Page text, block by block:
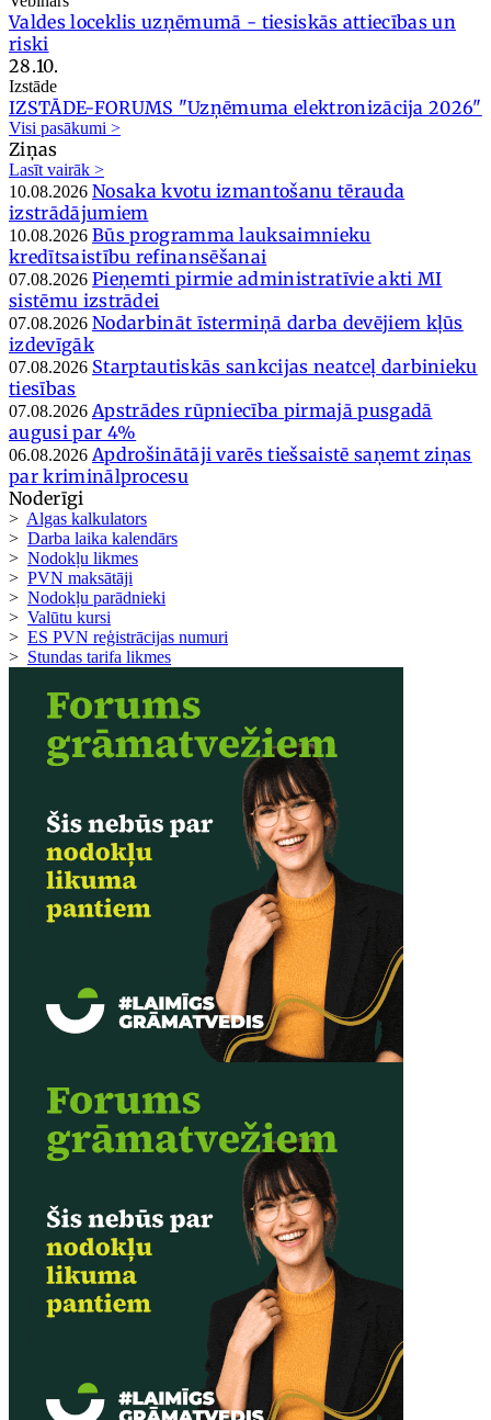
Valdes loceklis uzņēmumā - tiesiskās attiecības un
riski
28.10.
Izstāde
IZSTĀDE-FORUMS "Uzņēmuma elektronizācija 2026"
Visi pasākumi >
Ziņas
Lasīt vairāk >
10.08.2026 Nosaka kvotu izmantošanu tērauda
izstrādājumiem
10.08.2026 Būs programma lauksaimnieku
kredītsaistību refinansēšanai
07.08.2026 Pieņemti pirmie administratīvie akti MI
sistēmu izstrādei
07.08.2026 Nodarbināt īstermiņā darba devējiem kļūs
izdevīgāk
07.08.2026 Starptautiskās sankcijas neatceļ darbinieku
tiesības
07.08.2026 Apstrādes rūpniecība pirmajā pusgadā
augusi par 4%
06.08.2026 Apdrošinātāji varēs tiešsaistē saņemt ziņas
par kriminālprocesu
Noderīgi
> Algas kalkulators
> Darba laika kalendārs
> Nodokļu likmes
> PVN maksātāji
> Nodokļu parādnieki
> Valūtu kursi
> ES PVN reģistrācijas numuri
> Stundas tarifa likmes